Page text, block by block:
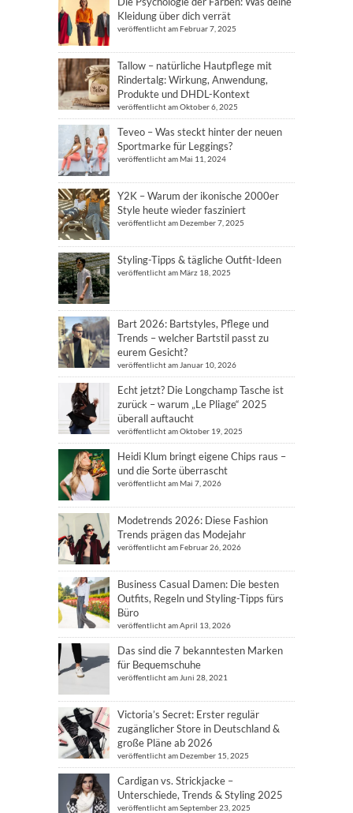
Kleidung über dich verrät
veröffentlicht am Februar 7, 2025
Tallow – natürliche Hautpflege mit
Rindertalg: Wirkung, Anwendung,
Produkte und DHDL-Kontext
veröffentlicht am Oktober 6, 2025
Teveo – Was steckt hinter der neuen
Sportmarke für Leggings?
veröffentlicht am Mai 11, 2024
Y2K – Warum der ikonische 2000er
Style heute wieder fasziniert
veröffentlicht am Dezember 7, 2025
Styling-Tipps & tägliche Outfit-Ideen
veröffentlicht am März 18, 2025
Bart 2026: Bartstyles, Pflege und
Trends – welcher Bartstil passt zu
eurem Gesicht?
veröffentlicht am Januar 10, 2026
Echt jetzt? Die Longchamp Tasche ist
zurück – warum „Le Pliage“ 2025
überall auftaucht
veröffentlicht am Oktober 19, 2025
Heidi Klum bringt eigene Chips raus –
und die Sorte überrascht
veröffentlicht am Mai 7, 2026
Modetrends 2026: Diese Fashion
Trends prägen das Modejahr
veröffentlicht am Februar 26, 2026
Business Casual Damen: Die besten
Outfits, Regeln und Styling-Tipps fürs
Büro
veröffentlicht am April 13, 2026
Das sind die 7 bekanntesten Marken
für Bequemschuhe
veröffentlicht am Juni 28, 2021
Victoria’s Secret: Erster regulär
zugänglicher Store in Deutschland &
große Pläne ab 2026
veröffentlicht am Dezember 15, 2025
Cardigan vs. Strickjacke –
Unterschiede, Trends & Styling 2025
veröffentlicht am September 23, 2025